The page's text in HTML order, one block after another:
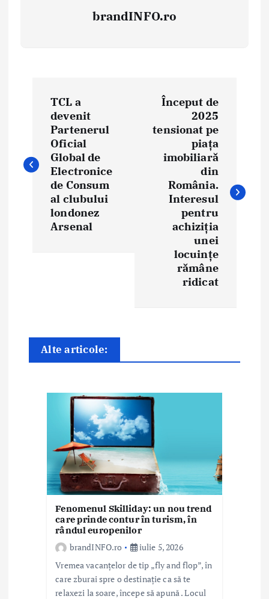
brandINFO.ro
i
TCL a
devenit
Partenerul
Oficial
Global de
Electronice
de Consum
al clubului
londonez
Arsenal
Început de
2025
tensionat pe
piața
imobiliară
din
România.
Interesul
pentru
achiziția
unei
locuințe
rămâne
ridicat
Alte articole:
Fenomenul Skilliday: un nou trend
care prinde contur în turism, în
rândul europenilor
brandINFO.ro
iulie 5, 2026
Vremea vacanțelor de tip „fly and flop”, în
care zburai spre o destinație ca să te
relaxezi la soare, începe să apună . Locul